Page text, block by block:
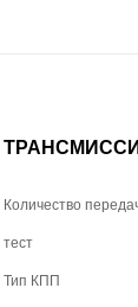
Количество
тест
Тип КПП